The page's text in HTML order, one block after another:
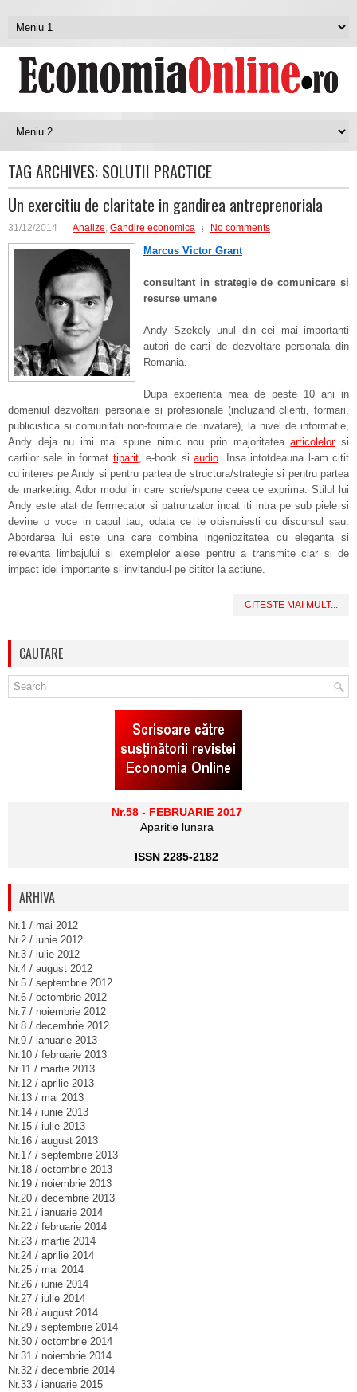
TAG ARCHIVES: SOLUTII PRACTICE
Un exercitiu de claritate in gandirea antreprenoriala
31/12/2014 Analize, Gandire economica No comments
Marcus Victor Grant
consultant in strategie de comunicare si
resurse umane
Andy Szekely unul din cei mai importanti
autori de carti de dezvoltare personala din
Romania.
Dupa experienta mea de peste 10 ani in
domeniul dezvoltarii personale si profesionale (incluzand clienti, formari,
publicistica si comunitati non-formale de invatare), la nivel de informatie,
Andy deja nu imi mai spune nimic nou prin majoritateaarticolelorsi
cartilor sale in format tiparit, e-book siaudio. Insa intotdeauna l-am citit
cu interes pe Andy si pentru partea de structura/strategie si pentru partea
de marketing. Ador modul in care scrie/spune ceea ce exprima. Stilul lui
Andy este atat de fermecator si patrunzator incat iti intra pe sub piele si
devine o voce in capul tau, odata ce te obisnuiesti cu discursul sau.
Abordarea lui este una care combina ingeniozitatea cu eleganta si
relevanta limbajului si exemplelor alese pentru a transmite clar si de
impact idei importante si invitandu-l pe cititor la actiune.
CITESTE MAI MULT...
CAUTARE
Nr.58 - FEBRUARIE 2017
Aparitie lunara
ISSN 2285-2182
ARHIVA
Nr.1 / mai 2012
Nr.2 / iunie 2012
Nr.3 / iulie 2012
Nr.4 / august 2012
Nr.5 / septembrie 2012
Nr.6 / octombrie 2012
Nr.7 / noiembrie 2012
Nr.8 / decembrie 2012
Nr.9 / ianuarie 2013
Nr.10 / februarie 2013
Nr.11 / martie 2013
Nr.12 / aprilie 2013
Nr.13 / mai 2013
Nr.14 / iunie 2013
Nr.15 / iulie 2013
Nr.16 / august 2013
Nr.17 / septembrie 2013
Nr.18 / octombrie 2013
Nr.19 / noiembrie 2013
Nr.20 / decembrie 2013
Nr.21 / ianuarie 2014
Nr.22 / februarie 2014
Nr.23 / martie 2014
Nr.24 / aprilie 2014
Nr.25 / mai 2014
Nr.26 / iunie 2014
Nr.27 / iulie 2014
Nr.28 / august 2014
Nr.29 / septembrie 2014
Nr.30 / octombrie 2014
Nr.31 / noiembrie 2014
Nr.32 / decembrie 2014
Nr.33 / ianuarie 2015